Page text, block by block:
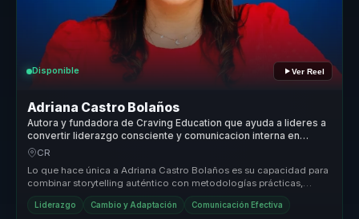
Disponible Ver Reel
Adriana Castro Bolaños
Autora y fundadora de Craving Education que ayuda a lideres a
convertir liderazgo consciente y comunicacion interna en
cohesion y decisiones valientes.
CR
Lo que hace única a Adriana Castro Bolaños es su capacidad para
combinar storytelling auténtico con metodologías prácticas,
ofreciendo un...
Liderazgo Cambio y Adaptación Comunicación Efectiva